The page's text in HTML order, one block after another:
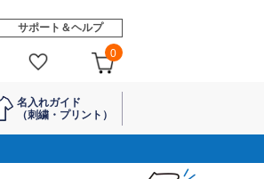
サポート＆ヘルプ
0
名入れガイド
（刺繍・プリント）